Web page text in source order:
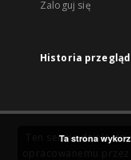
Zaloguj się
Historia
Ten serwis działa
Ta strona